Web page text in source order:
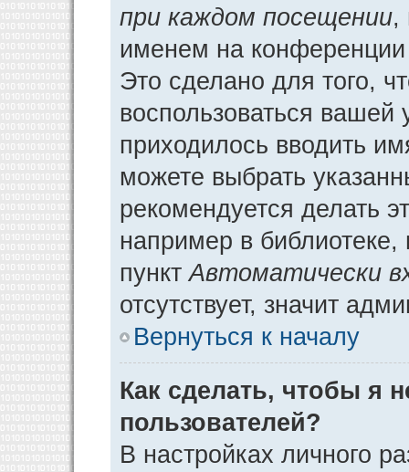
при каждом посещении,
именем на конференции
Это сделано для того,
воспользоваться
приходилось вводить
можете выбрать
рекомендуется делать
например в библиотеке,
пунктАвтоматически
отсутствует, значит
Вернуться к началу
Как сделать, чтобы я
пользователей?
В настройках личного